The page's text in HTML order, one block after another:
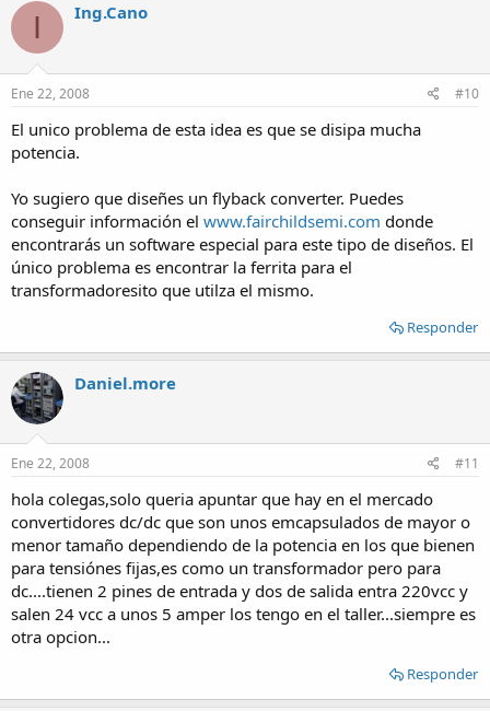
I Ing.Cano
Ene 22, 2008 #10
El unico problema de esta idea es que se disipa mucha
potencia.
Yo sugiero que diseñes un flyback converter. Puedes
conseguir información el www.fairchildsemi.com donde
encontrarás un software especial para este tipo de diseños. El
único problema es encontrar la ferrita para el
transformadoresito que utilza el mismo.
Responder
Daniel.more
Ene 22, 2008 #11
hola colegas,solo queria apuntar que hay en el mercado
convertidores dc/dc que son unos emcapsulados de mayor o
menor tamaño dependiendo de la potencia en los que bienen
para tensiónes fijas,es como un transformador pero para
dc....tienen 2 pines de entrada y dos de salida entra 220vcc y
salen 24 vcc a unos 5 amper los tengo en el taller...siempre es
otra opcion...
Responder